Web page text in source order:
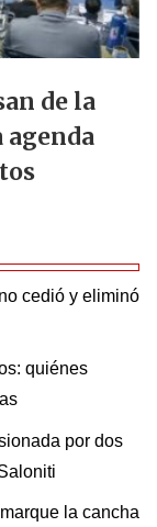
de la
agenda
cedió y eliminó
quiénes
por dos
la cancha